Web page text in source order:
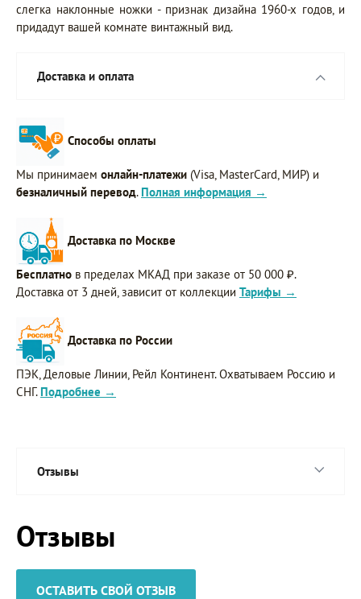
слегка наклонные ножки - признак дизайна 1960-х годов, и
придадут вашей комнате винтажный вид.
Доставка и оплата
Способы оплаты
Мы принимаем онлайн-платежи (Visa, MasterCard, МИР) и
безналичный перевод. Полная информация →
Доставка по Москве
Бесплатно в пределах МКАД при заказе от 50 000 ₽.
Доставка от 3 дней, зависит от коллекции Тарифы →
Доставка по России
ПЭК, Деловые Линии, Рейл Континент. Охватываем Россию и
СНГ. Подробнее →
Отзывы
Отзывы
ОСТАВИТЬ СВОЙ ОТЗЫВ